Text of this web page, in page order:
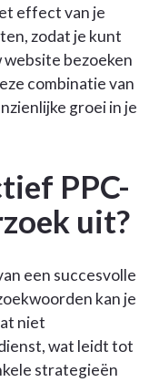
effect van je
zodat je kunt
bezoeken
combinatie van
groei in je
PPC-
uit?
een succesvolle
kan je
niet
wat leidt tot
strategieën